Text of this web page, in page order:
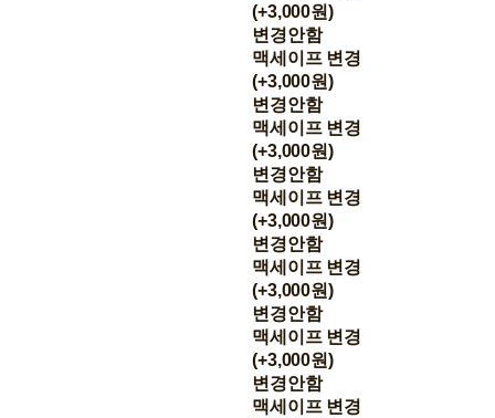
(+3,000원)
변경안함
맥세이프 변경
(+3,000원)
변경안함
맥세이프 변경
(+3,000원)
변경안함
맥세이프 변경
(+3,000원)
변경안함
맥세이프 변경
(+3,000원)
변경안함
맥세이프 변경
(+3,000원)
변경안함
맥세이프 변경